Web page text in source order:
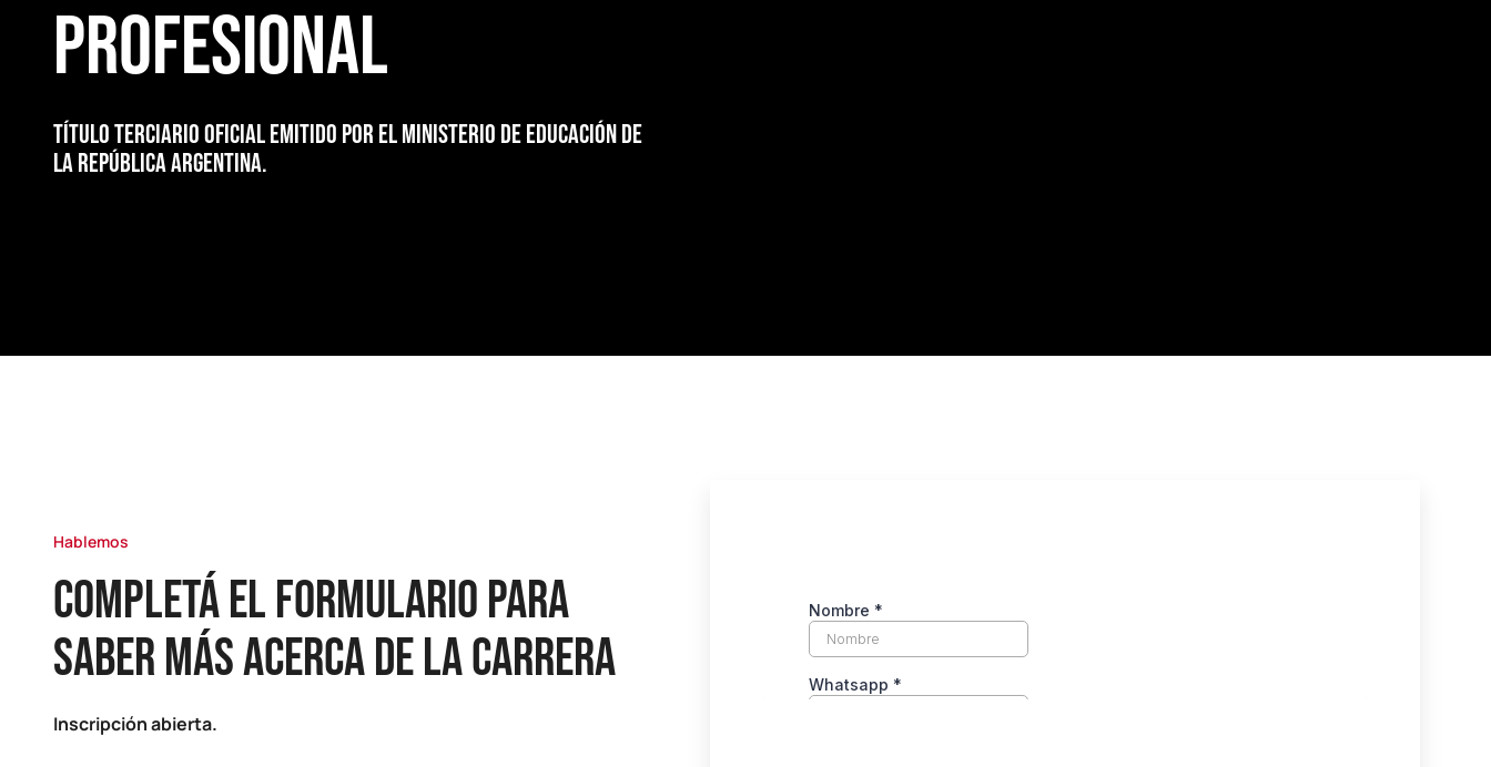
Profesional
Título terciario oficial emitido por el Ministerio de Educación de
la República Argentina.
Hablemos
Completá el formulario para
saber más acerca de la carrera
Inscripción abierta.